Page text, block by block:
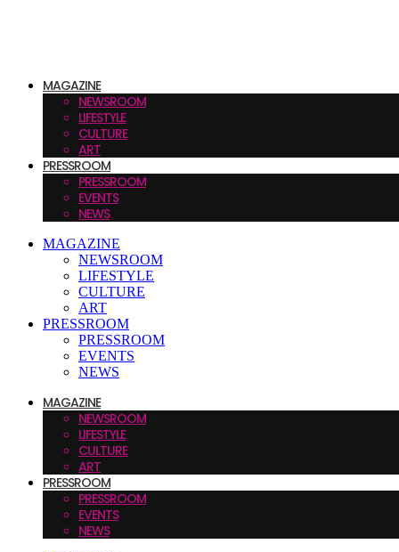
MAGAZINE
NEWSROOM
LIFESTYLE
CULTURE
ART
PRESSROOM
PRESSROOM
EVENTS
NEWS
MAGAZINE
NEWSROOM
LIFESTYLE
CULTURE
ART
PRESSROOM
PRESSROOM
EVENTS
NEWS
MAGAZINE
NEWSROOM
LIFESTYLE
CULTURE
ART
PRESSROOM
PRESSROOM
EVENTS
NEWS